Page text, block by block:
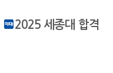
2025 세종대 합격